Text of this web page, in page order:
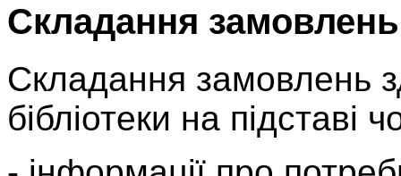
Складання замовлень
Складання замовлень
бібліотеки на підставі